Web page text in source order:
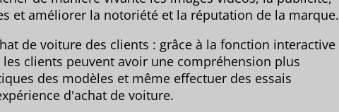
et améliorer la notoriété et la réputation de la marque.
de voiture des clients : grâce à la fonction interactive
les clients peuvent avoir une compréhension plus
des modèles et même effectuer des essais
d'achat de voiture.